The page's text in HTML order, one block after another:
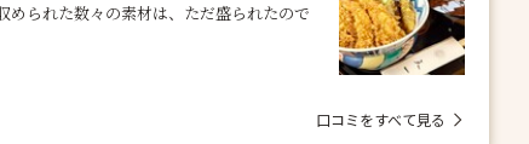
られた数々の素材は、ただ盛られたので
口コミをすべて見る